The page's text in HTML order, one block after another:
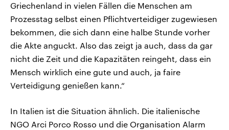
Griechenland in vielen Fällen die Menschen am
Prozesstag selbst einen Pflichtverteidiger zugewiesen
bekommen, die sich dann eine halbe Stunde vorher
die Akte anguckt. Also das zeigt ja auch, dass da gar
nicht die Zeit und die Kapazitäten reingeht, dass ein
Mensch wirklich eine gute und auch, ja faire
Verteidigung genießen kann.“
In Italien ist die Situation ähnlich. Die italienische
NGO Arci Porco Rosso und die Organisation Alarm